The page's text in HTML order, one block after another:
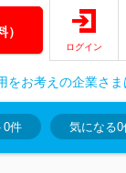
）
ログイン
をお考えの企業さま
0件 気になる0